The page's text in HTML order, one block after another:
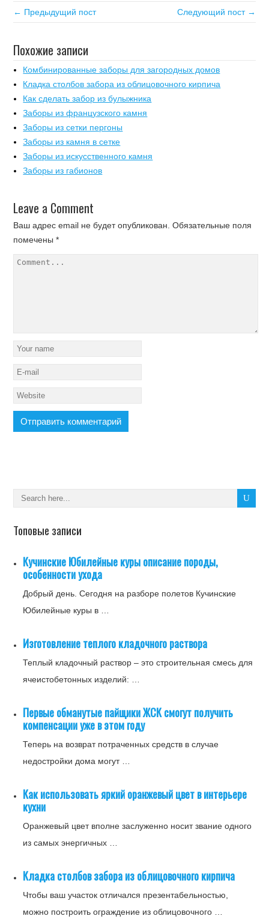
← Предыдущий пост Следующий пост →
Похожие записи
Комбинированные заборы для загородных домов
Кладка столбов забора из облицовочного кирпича
Как сделать забор из булыжника
Заборы из французского камня
Заборы из сетки пергоны
Заборы из камня в сетке
Заборы из искусственного камня
Заборы из габионов
Leave a Comment
Ваш адрес email не будет опубликован. Обязательные поля
помечены*
Топовые записи
Кучинские Юбилейные куры описание породы,
особенности ухода
Добрый день. Сегодня на разборе полетов Кучинские
Юбилейные куры в …
Изготовление теплого кладочного раствора
Теплый кладочный раствор – это строительная смесь для
ячеистобетонных изделий: …
Первые обманутые пайщики ЖСК смогут получить
компенсации уже в этом году
Теперь на возврат потраченных средств в случае
недостройки дома могут …
Как использовать яркий оранжевый цвет в интерьере
кухни
Оранжевый цвет вполне заслуженно носит звание одного
из самых энергичных …
Кладка столбов забора из облицовочного кирпича
Чтобы ваш участок отличался презентабельностью,
можно построить ограждение из облицовочного …